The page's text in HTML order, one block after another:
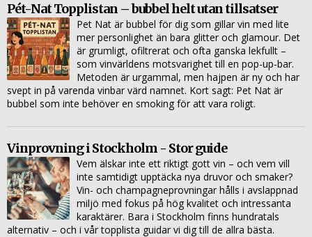
Pét-Nat Topplistan – bubbel helt utan tillsatser
Pet Nat är bubbel för dig som gillar vin med lite
mer personlighet än bara glitter och glamour. Det
är grumligt, ofiltrerat och ofta ganska lekfullt –
som vinvärldens motsvarighet till en pop-up-bar.
Metoden är urgammal, men hajpen är ny och har
svept in på varenda vinbar värd namnet. Kort sagt: Pet Nat är
bubbel som inte behöver en smoking för att vara roligt.
Vinprovning i Stockholm - Stor guide
Vem älskar inte ett riktigt gott vin – och vem vill
inte samtidigt upptäcka nya druvor och smaker?
Vin- och champagneprovningar hålls i avslappnad
miljö med fokus på hög kvalitet och intressanta
karaktärer. Bara i Stockholm finns hundratals
alternativ – och i vår topplista guidar vi dig till de allra bästa.